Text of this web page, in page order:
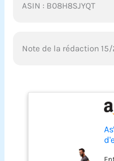
ASIN : B08H8SJYQT
Note de la rédaction